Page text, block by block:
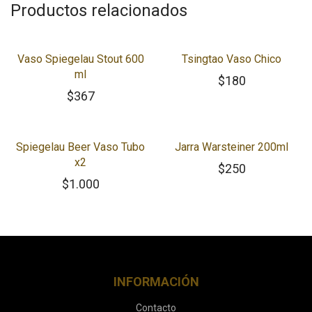
Productos relacionados
Vaso Spiegelau Stout 600
ml
$367
Tsingtao Vaso Chico
$180
Spiegelau Beer Vaso Tubo
x2
$1.000
Jarra Warsteiner 200ml
$250
INFORMACIÓN
Contacto